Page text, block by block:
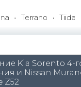
Terrano Tiida
Kia Sorento 4-
и Nissan
Z52